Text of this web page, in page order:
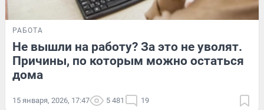
РАБОТА
Не вышли на работу? За это не уволят.
Причины, по которым можно остаться
дома
15 января, 2026, 17:47 5 481 19